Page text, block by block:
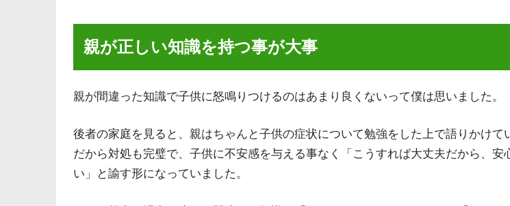
親が正しい知識を持つ事が大事
親が間違った知識で子供に怒鳴りつけるのはあまり良くないって僕は思いました。
後者の家庭を見ると、親はちゃんと子供の症状について勉強をした上で語りかけて
だから対処も完璧で、子供に不安感を与える事なく「こうすれば大丈夫だから、安
い」と諭す形になっていました。